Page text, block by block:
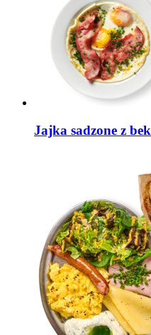
Jajka sadzone z